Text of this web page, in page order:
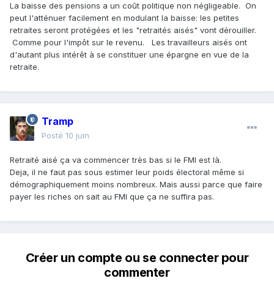
La baisse des pensions a un coût politique non négligeable. On
peut l'atténuer facilement en modulant la baisse: les petites
retraites seront protégées et les "retraités aisés" vont dérouiller.
Comme pour l'impôt sur le revenu. Les travailleurs aisés ont
d'autant plus intérêt à se constituer une épargne en vue de la
retraite.
Tramp
Posté 10 juin
Retraité aisé ça va commencer très bas si le FMI est là.
Deja, il ne faut pas sous estimer leur poids électoral même si
démographiquement moins nombreux. Mais aussi parce que faire
payer les riches on sait au FMI que ça ne suffira pas.
Créer un compte ou se connecter pour
commenter